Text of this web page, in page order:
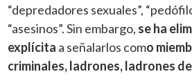
“depredadores sexuales”,
“asesinos”. Sin embargo, se ha
explícita a señalarlos como
criminales, ladrones, ladrones